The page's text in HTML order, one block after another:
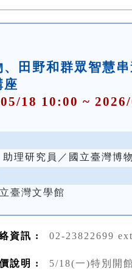
、田野和群眾智慧
座
18 10:00 ~
理研究員／國立臺灣博
臺灣文學館
資訊 : 02-23822699
說明 : 5/18(一)特別開